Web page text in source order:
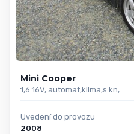
Mini Cooper
1,6 16V, automat,klima,s.kn,
Uvedení do provozu
2008